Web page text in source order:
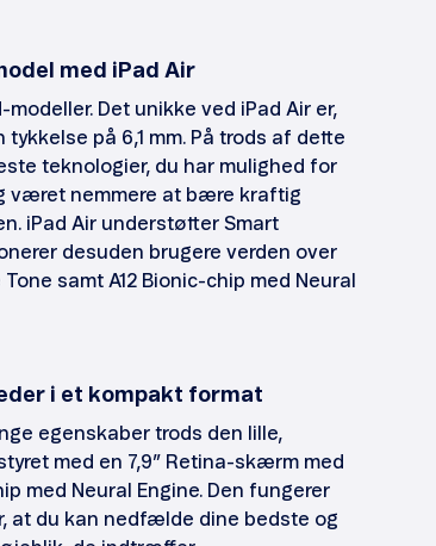
med iPad Air
Det unikke ved iPad Air er,
på 6,1 mm. På trods af dette
teknologier, du har mulighed for
været nemmere at bære kraftig
iPad Air understøtter Smart
desuden brugere verden over
samt A12 Bionic-chip med Neural
i et kompakt format
egenskaber trods den lille,
med en 7,9” Retina-skærm med
med Neural Engine. Den fungerer
at du kan nedfælde dine bedste og